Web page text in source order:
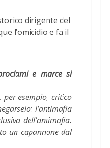
dirigente del
l’omicidio e fa il
e marce si
per esempio, critico
l’antimafia
dell’antimafia.
un capannone dal